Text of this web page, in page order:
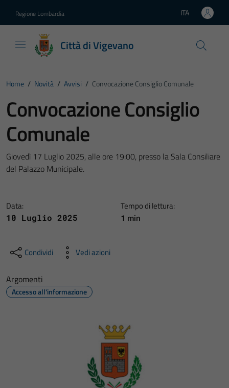
Regione Lombardia Lingua attiva:
ITA
Città di Vigevano
Home / Novità / Avvisi / Convocazione Consiglio Comunale
Convocazione Consiglio
Comunale
Giovedì 17 Luglio 2025, alle ore 19:00, presso la Sala Consiliare
del Palazzo Municipale.
Data:
10 Luglio 2025
Tempo di lettura:
1 min
Condividi Vedi azioni
Argomenti
Accesso all'informazione